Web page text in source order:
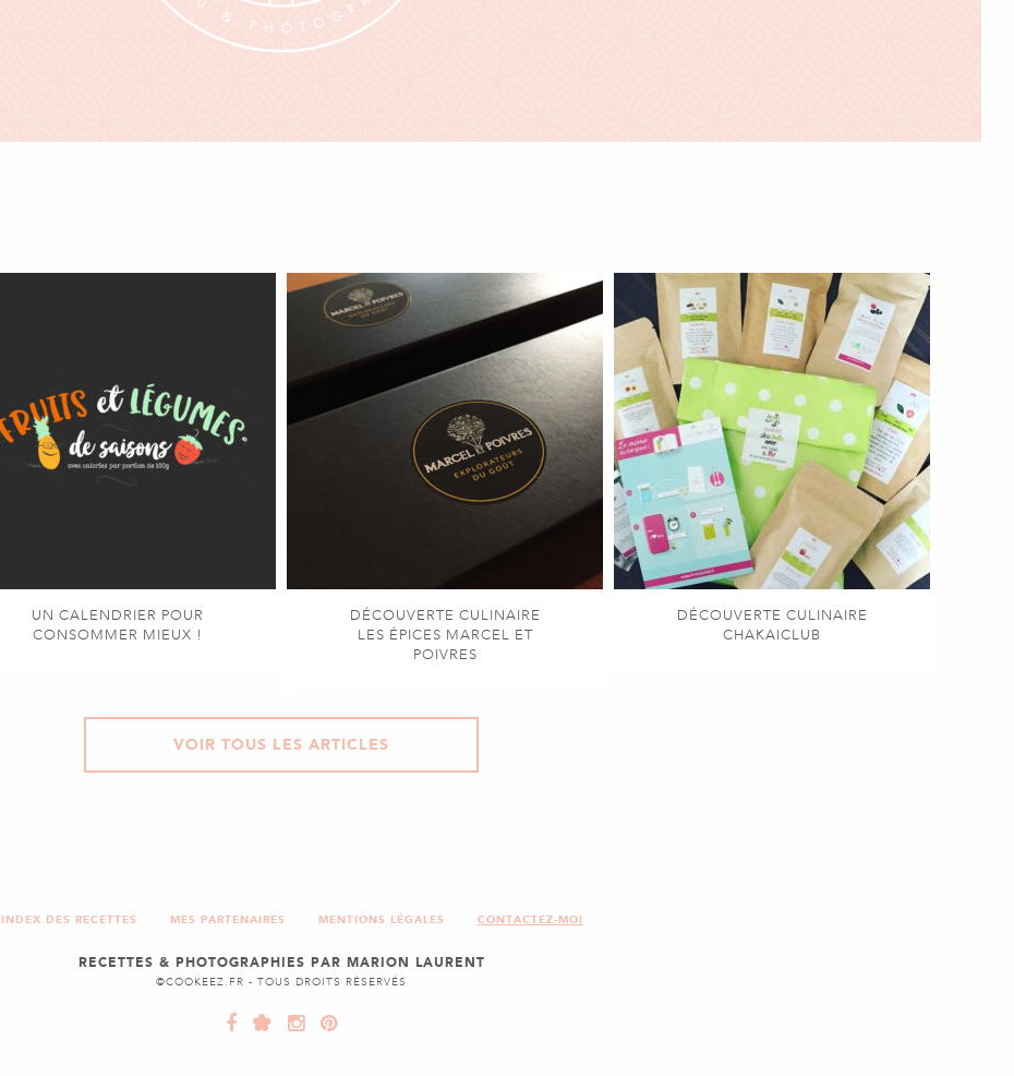
UN CALENDRIER POUR
CONSOMMER MIEUX !
DÉCOUVERTE CULINAIRE
LES ÉPICES MARCEL ET
POIVRES
DÉCOUVERTE CULINAIRE
CHAKAICLUB
VOIR TOUS LES ARTICLES
INDEX DES RECETTES MES PARTENAIRES MENTIONS LÉGALES CONTACTEZ-MOI
RECETTES & PHOTOGRAPHIES PAR MARION LAURENT
©COOKEEZ.FR - TOUS DROITS RÉSERVÉS